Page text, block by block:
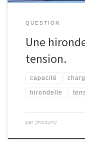
QUESTION
Une
tension.
capacité
hirondelle
par jmcourty